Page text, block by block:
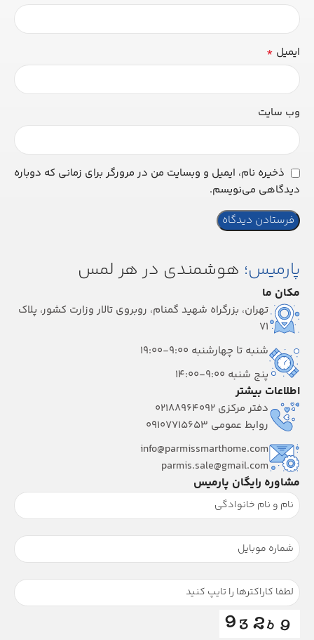
ایمیل *
وب‌ سایت
ذخیره نام، ایمیل و وبسایت من در مرورگر برای زمانی که دوباره
دیدگاهی می‌نویسم.
پارمیس؛ هوشمندی در هر لمس
مکان ما
تهران، بزرگراه شهید گمنام، روبروی تالار وزارت کشور، پلاک
۷۱
شنبه تا چهارشنبه 9:00-19:00
پنج شنبه 9:00-14:00
اطلاعات بیشتر
دفتر مرکزی 02188964092
روابط عمومی 09107715653
info@parmissmarthome.com
parmis.sale@gmail.com
مشاوره رایگان پارمیس